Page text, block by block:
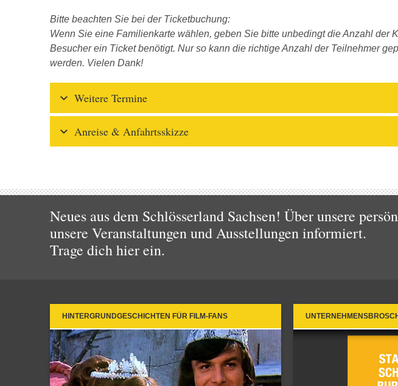
Bitte beachten Sie bei der Ticketbuchung:
Wenn Sie eine Familienkarte wählen, geben Sie bitte unbedingt die Anzahl der
Besucher ein Ticket benötigt. Nur so kann die richtige Anzahl der Teilnehmer
werden. Vielen Dank!
Weitere Termine
Anreise & Anfahrtsskizze
Neues aus dem Schlösserland Sachsen! Über unsere
unsere Veranstaltungen und Ausstellungen informiert.
Trage dich hier ein.
HINTERGRUNDGESCHICHTEN FÜR FILM-FANS